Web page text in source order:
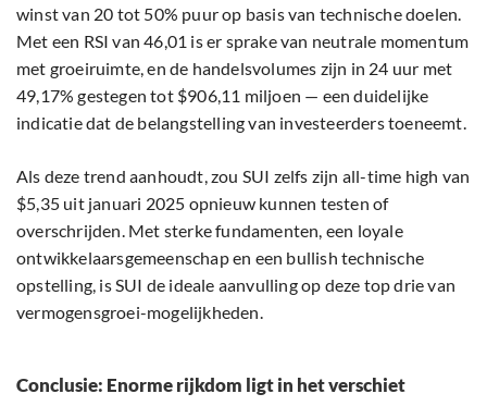
Als deze trend aanhoudt, zou SUI zelfs zijn all-time high van
$5,35 uit januari 2025 opnieuw kunnen testen of
overschrijden. Met sterke fundamenten, een loyale
ontwikkelaarsgemeenschap en een bullish technische
opstelling, is SUI de ideale aanvulling op deze top drie van
vermogensgroei-mogelijkheden.
Conclusie: Enorme rijkdom ligt in het verschiet
Ripple’s XRP heeft de weg geopend met zijn spectaculaire
rally, maar 2025 is voor de durvers — en durf betekent